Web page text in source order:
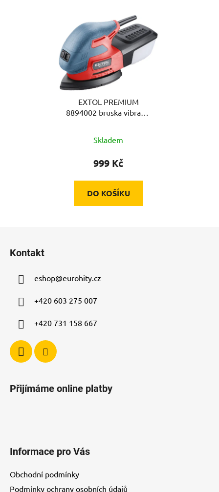
EXTOL PREMIUM
8894002 bruska vibrační
Skladem
999 Kč
DO KOŠÍKU
Kontakt
eshop@eurohity.cz
+420 603 275 007
+420 731 158 667
Přijímáme online platby
Informace pro Vás
Obchodní podmínky
Podmínky ochrany osobních údajů